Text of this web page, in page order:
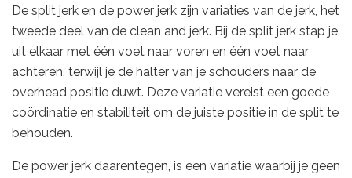
De split jerk en de power jerk zijn variaties van de jerk, het
tweede deel van de clean and jerk. Bij de split jerk stap je
uit elkaar met één voet naar voren en één voet naar
achteren, terwijl je de halter van je schouders naar de
overhead positie duwt. Deze variatie vereist een goede
coördinatie en stabiliteit om de juiste positie in de split te
behouden.
De power jerk daarentegen, is een variatie waarbij je geen